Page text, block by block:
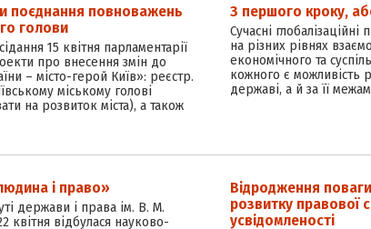
поєднання повноважень
голови
15 квітня парламентарії
про внесення змін до
– місто-герой Київ»: реєстр.
міському голові
на розвиток міста), а також
З першого кроку,
Сучасні
на різних рівнях
економічного та
кожного є можливість
державі, а й за її
і право»
держави і права ім. В. М.
квітня відбулася науково-
Відродження
розвитку правової
усвідомленості